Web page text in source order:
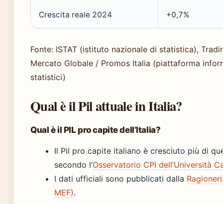
Crescita reale 2024 +0,7%
Fonte: ISTAT (istituto nazionale di statistica),
Mercato Globale / Promos Italia (piattaforma
statistici)
Qual è il Pil attuale in Italia?
Qual è il PIL pro capite dell’Italia?
Il Pil pro capite italiano è cresciuto più di
secondo l’Osservatorio CPI dell’Università
I dati ufficiali sono pubblicati dalla
MEF).